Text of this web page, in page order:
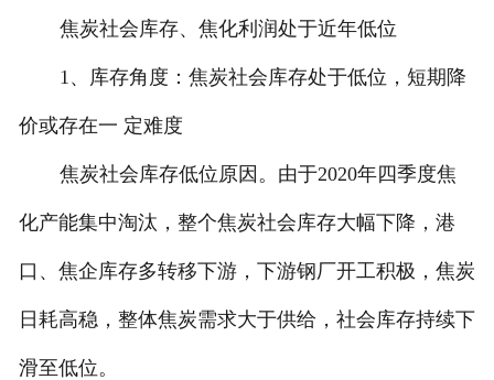
焦炭社会库存、焦化利润处于近年低位
1、库存角度：焦炭社会库存处于低位，短期降
价或存在一 定难度
焦炭社会库存低位原因。由于2020年四季度焦
化产能集中淘汰，整个焦炭社会库存大幅下降，港
口、焦企库存多转移下游，下游钢厂开工积极，焦炭
日耗高稳，整体焦炭需求大于供给，社会库存持续下
滑至低位。